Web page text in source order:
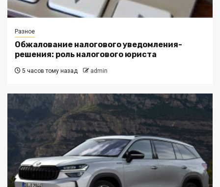
Разное
Обжалование налогового уведомления-
решения: роль налогового юриста
5 часов тому назад admin